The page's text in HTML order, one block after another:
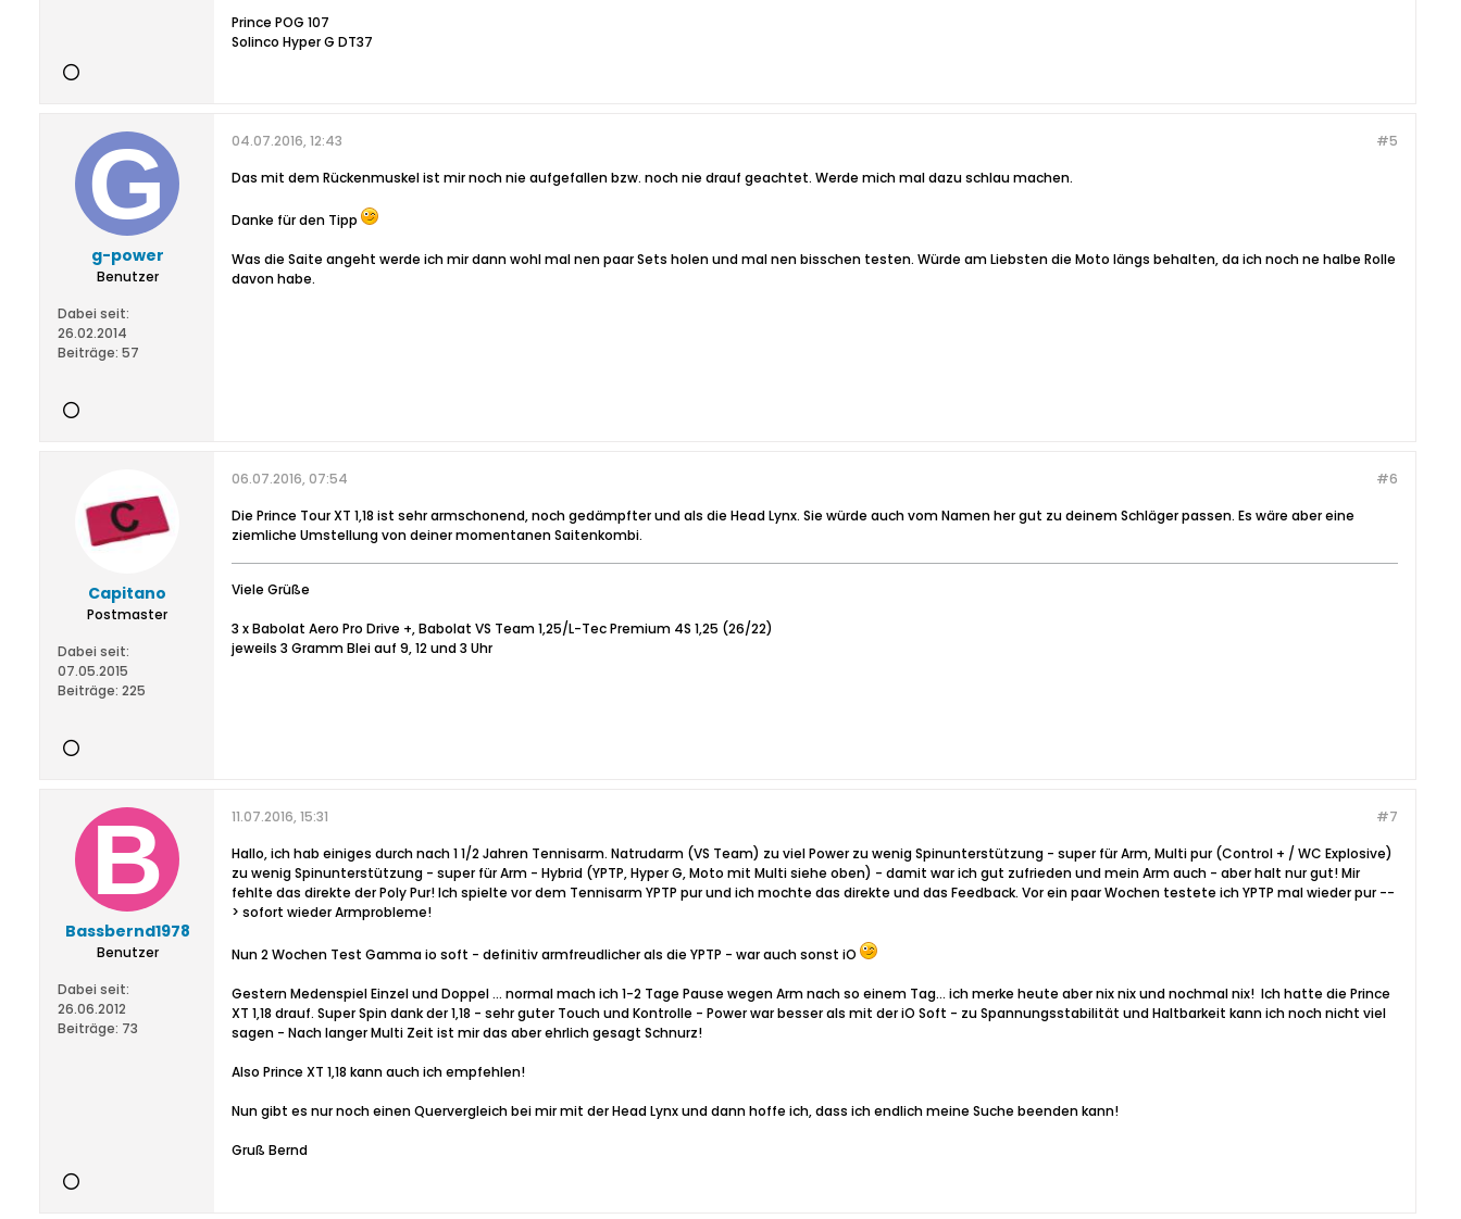
Prince POG 107
Solinco Hyper G DT37
g-power
Benutzer
Dabei seit:
26.02.2014
Beiträge: 57
#5
04.07.2016, 12:43
Das mit dem Rückenmuskel ist mir noch nie aufgefallen bzw. noch nie drauf geachtet. Werde mich mal dazu schlau machen.
Danke für den Tipp
Was die Saite angeht werde ich mir dann wohl mal nen paar Sets holen und mal nen bisschen testen. Würde am Liebsten die Moto längs behalten, da ich noch ne halbe Rolle
davon habe.
Capitano
Postmaster
Dabei seit:
07.05.2015
Beiträge: 225
#6
06.07.2016, 07:54
Die Prince Tour XT 1,18 ist sehr armschonend, noch gedämpfter und als die Head Lynx. Sie würde auch vom Namen her gut zu deinem Schläger passen. Es wäre aber eine
ziemliche Umstellung von deiner momentanen Saitenkombi.
Viele Grüße
3 x Babolat Aero Pro Drive +, Babolat VS Team 1,25/L-Tec Premium 4S 1,25 (26/22)
jeweils 3 Gramm Blei auf 9, 12 und 3 Uhr
Bassbernd1978
Benutzer
Dabei seit:
26.06.2012
Beiträge: 73
#7
11.07.2016, 15:31
Hallo, ich hab einiges durch nach 1 1/2 Jahren Tennisarm. Natrudarm (VS Team) zu viel Power zu wenig Spinunterstützung - super für Arm, Multi pur (Control + / WC Explosive)
zu wenig Spinunterstützung - super für Arm - Hybrid (YPTP, Hyper G, Moto mit Multi siehe oben) - damit war ich gut zufrieden und mein Arm auch - aber halt nur gut! Mir
fehlte das direkte der Poly Pur! Ich spielte vor dem Tennisarm YPTP pur und ich mochte das direkte und das Feedback. Vor ein paar Wochen testete ich YPTP mal wieder pur --
> sofort wieder Armprobleme!
Nun 2 Wochen Test Gamma io soft - definitiv armfreudlicher als die YPTP - war auch sonst iO
Gestern Medenspiel Einzel und Doppel ... normal mach ich 1-2 Tage Pause wegen Arm nach so einem Tag... ich merke heute aber nix nix und nochmal nix! Ich hatte die Prince
XT 1,18 drauf. Super Spin dank der 1,18 - sehr guter Touch und Kontrolle - Power war besser als mit der iO Soft - zu Spannungsstabilität und Haltbarkeit kann ich noch nicht viel
sagen - Nach langer Multi Zeit ist mir das aber ehrlich gesagt Schnurz!
Also Prince XT 1,18 kann auch ich empfehlen!
Nun gibt es nur noch einen Quervergleich bei mir mit der Head Lynx und dann hoffe ich, dass ich endlich meine Suche beenden kann!
Gruß Bernd